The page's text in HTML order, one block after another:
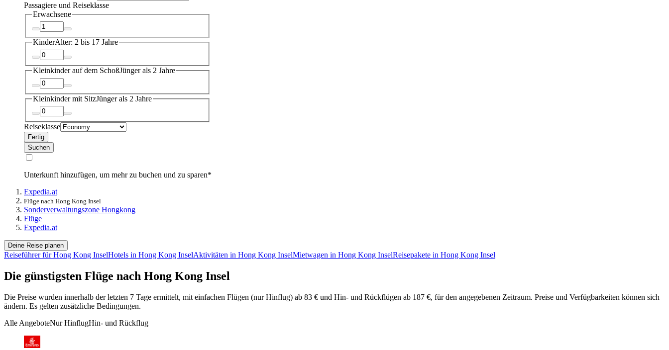
Passagiere und Reiseklasse
Erwachsene
KinderAlter: 2 bis 17 Jahre
Kleinkinder auf dem SchoßJünger als 2 Jahre
Kleinkinder mit SitzJünger als 2 Jahre
Reiseklasse
Fertig
Suchen
Unterkunft hinzufügen, um mehr zu buchen und zu sparen*
Expedia.at
Flüge nach Hong Kong Insel
Sonderverwaltungszone Hongkong
Flüge
Expedia.at
Deine Reise planen
Reiseführer für Hong Kong InselHotels in Hong Kong InselAktivitäten in Hong Kong InselMietwagen in Hong Kong InselReisepakete in Hong Kong Insel
Die günstigsten Flüge nach Hong Kong Insel
Die Preise wurden innerhalb der letzten 7 Tage ermittelt, mit einfachen Flügen (nur Hinflug) ab 83 € und Hin- und Rückflügen ab 187 €, für den angegebenen Zeitraum. Preise und Verfügbarkeiten können sich
ändern. Es gelten zusätzliche Bedingungen.
Alle AngeboteNur HinflugHin- und Rückflug